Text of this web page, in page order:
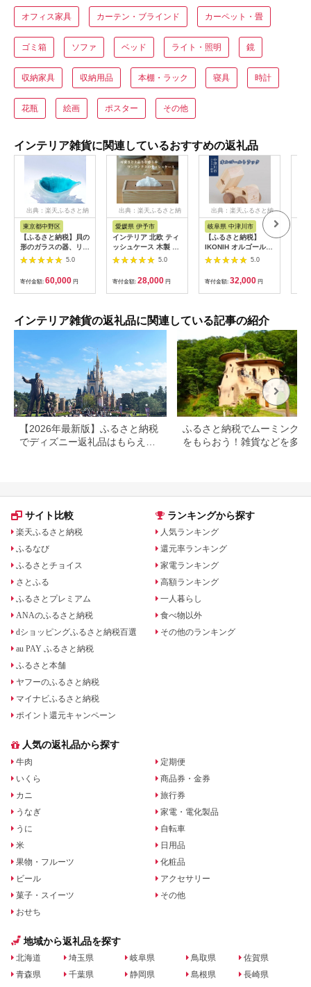
オフィス家具 カーテン・ブラインド カーペット・畳
ゴミ箱 ソファ ベッド ライト・照明 鏡
収納家具 収納用品 本棚・ラック 寝具 時計
花瓶 絵画 ポスター その他
インテリア雑貨に関連しているおすすめの返礼品
出典：楽天ふるさと納
東京都中野区
【ふるさと納税】貝の
形のガラスの器、リゾ
ートラグーン「シェル
の器」 | ガラス 器 貝
殻 食器 おしゃれ 人気
おすすめ 送料無料 東
京 中野区
5.0
寄付金額: 60,000 円
出典：楽天ふるさと納
愛媛県 伊予市
インテリア 北欧 ティ
ッシュケース 木製 天
然木
5.0
寄付金額: 28,000 円
出典：楽天ふるさと納
岐阜県 中津川市
【ふるさと納税】
IKONIH オルゴールト
ラック F4N-0855
5.0
寄付金額: 32,000 円
インテリア雑貨の返礼品に関連している記事の紹介
【2026年最新版】ふるさと納税
でディズニー返礼品はもらえ
ふるさと納税でムーミングッ
をもらおう！雑貨などを多数
サイト比較
楽天ふるさと納税
ふるなび
ふるさとチョイス
さとふる
ふるさとプレミアム
ANAのふるさと納税
dショッピングふるさと納税百選
au PAY ふるさと納税
ふるさと本舗
ヤフーのふるさと納税
マイナビふるさと納税
ポイント還元キャンペーン
ランキングから探す
人気ランキング
還元率ランキング
家電ランキング
高額ランキング
一人暮らし
食べ物以外
その他のランキング
人気の返礼品から探す
牛肉
いくら
カニ
うなぎ
うに
米
果物・フルーツ
ビール
菓子・スイーツ
おせち
定期便
商品券・金券
旅行券
家電・電化製品
自転車
日用品
化粧品
アクセサリー
その他
地域から返礼品を探す
北海道
青森県
埼玉県
千葉県
岐阜県
静岡県
鳥取県
島根県
佐賀県
長崎県